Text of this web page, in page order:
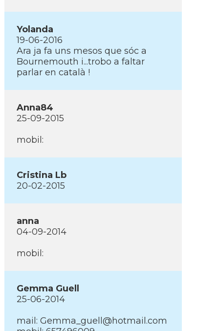
Yolanda
19-06-2016
Ara ja fa uns mesos que sóc a
Bournemouth i...trobo a faltar
parlar en català !
Anna84
25-09-2015
mobil:
Cristina Lb
20-02-2015
anna
04-09-2014
mobil:
Gemma Guell
25-06-2014
mail: Gemma_guell@hotmail.com